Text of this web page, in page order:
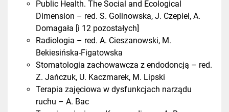
Public Health. The Social and Ecological
Dimension – red. S. Golinowska, J. Czepiel, A.
Domagała [i 12 pozostałych]
Radiologia – red. A. Cieszanowski, M.
Bekiesińska-Figatowska
Stomatologia zachowawcza z endodoncją – red.
Z. Jańczuk, U. Kaczmarek, M. Lipski
Terapia zajęciowa w dysfunkcjach narządu
ruchu – A. Bac